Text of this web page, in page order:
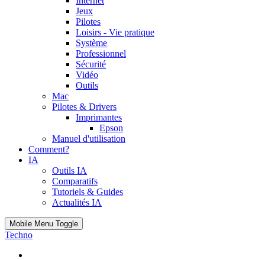
Jeux
Pilotes
Loisirs - Vie pratique
Système
Professionnel
Sécurité
Vidéo
Outils
Mac
Pilotes & Drivers
Imprimantes
Epson
Manuel d'utilisation
Comment?
IA
Outils IA
Comparatifs
Tutoriels & Guides
Actualités IA
Mobile Menu Toggle
Techno